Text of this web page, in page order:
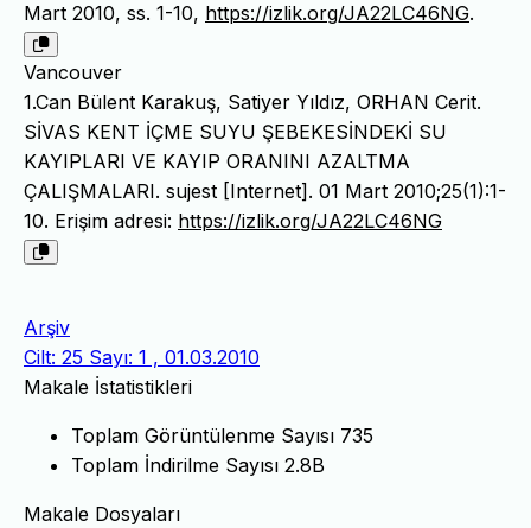
Mart 2010, ss. 1-10, https://izlik.org/JA22LC46NG.
Vancouver
1.Can Bülent Karakuş, Satiyer Yıldız, ORHAN Cerit.
SİVAS KENT İÇME SUYU ŞEBEKESİNDEKİ SU
KAYIPLARI VE KAYIP ORANINI AZALTMA
ÇALIŞMALARI. sujest [Internet]. 01 Mart 2010;25(1):1-
10. Erişim adresi: https://izlik.org/JA22LC46NG
Arşiv
Cilt: 25 Sayı: 1 , 01.03.2010
Makale İstatistikleri
Toplam Görüntülenme Sayısı 735
Toplam İndirilme Sayısı 2.8B
Makale Dosyaları